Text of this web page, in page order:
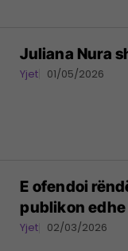
Juliana Nura
Yjet 01/05/2026
E ofendoi
publikon
Yjet 02/03/2026